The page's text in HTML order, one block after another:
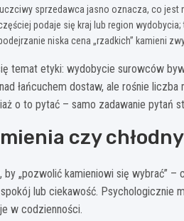
sprzedawca jasno oznacza, co jest
podaje się kraj lub region
niska cena „rzadkich” kamieni
temat etyki: wydobycie surowców
łańcuchem dostaw, ale rośnie
o to pytać – samo zadawanie pytań
czy
by „pozwolić kamieniowi się wybrać”
lub ciekawość. Psychologicznie
w codzienności.